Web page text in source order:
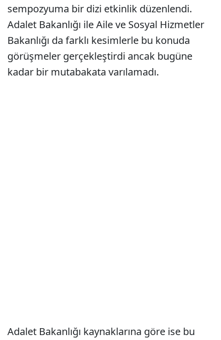
sempozyuma bir dizi etkinlik düzenlendi.
Adalet Bakanlığı ile Aile ve Sosyal Hizmetler
Bakanlığı da farklı kesimlerle bu konuda
görüşmeler gerçekleştirdi ancak bugüne
kadar bir mutabakata varılamadı.
Adalet Bakanlığı kaynaklarına göre ise bu